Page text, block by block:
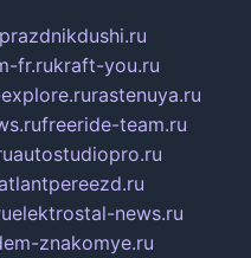
prazdnikdushi.ru
fr.rukraft-you.ru
rastenuya.ru
freeride-team.ru
autostudiopro.ru
elektrostal-news.ru
znakomye.ru